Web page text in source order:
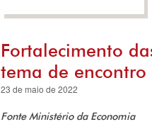
Fortalecimento
tema de
23 de maio de 2022
Fonte Ministério da Economia